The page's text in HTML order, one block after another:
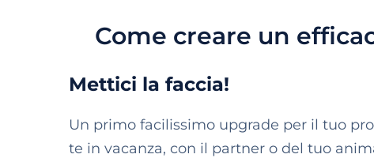
Come creare un
Mettici la faccia!
Un primo facilissimo upgrade per il tuo
te in vacanza, con il partner o del tuo